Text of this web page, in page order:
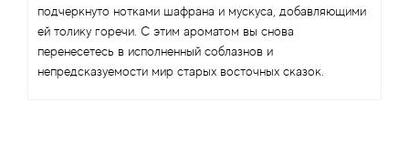
подчеркнуто нотками шафрана и мускуса, добавляющими
ей толику горечи. С этим ароматом вы снова
перенесетесь в исполненный соблазнов и
непредсказуемости мир старых восточных сказок.
Arabesque Perfumes
Arabiyat